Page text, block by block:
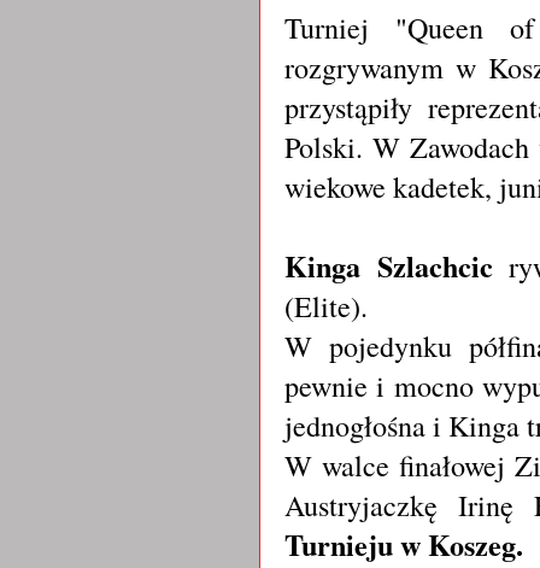
Turniej "Queen
rozgrywanym w
przystąpiły
Polski. W Zawodach
wiekowe kadetek,
Kinga Szlachcic
(Elite).
W pojedynku
pewnie i mocno
jednogłośna i Kinga
W walce finałowej
Austryjaczkę
Turnieju w Koszeg.